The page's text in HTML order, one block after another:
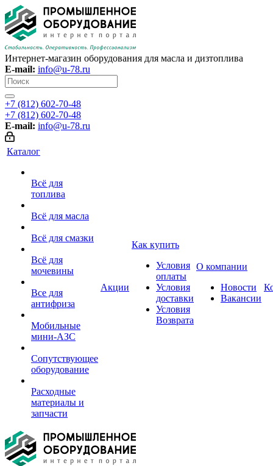
Интернет-магазин оборудования для масла и дизтоплива
E-mail: info@u-78.ru
+7 (812) 602-70-48
+7 (812) 602-70-48
E-mail: info@u-78.ru
Каталог
Всё для
топлива
Всё для масла
Всё для смазки
Всё для
мочевины
Все для
антифриза
Мобильные
мини-АЗС
Сопутствующее
оборудование
Расходные
материалы и
запчасти
Акции
Как купить
Условия
оплаты
Условия
доставки
Условия
Возврата
О компании
Новости
Вакансии